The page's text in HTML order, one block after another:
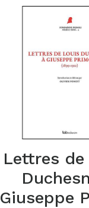
Lettres de
Giuseppe